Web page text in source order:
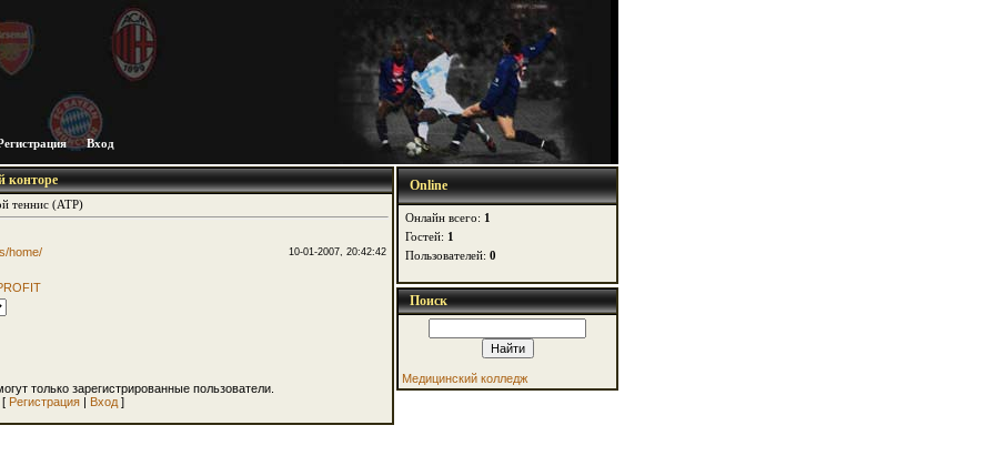
Вход
конторе
теннис (АТР)
home/
10-01-2007, 20:42:42
только зарегистрированные пользователи.
[ Регистрация | Вход ]
Online
Онлайн всего: 1
Гостей: 1
Пользователей: 0
Поиск
Медицинский колледж